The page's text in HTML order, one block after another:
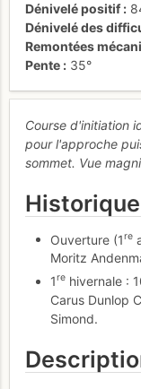
Dénivelé positif
Dénivelé des
Remontées
Pente
35°
Course d'initiation
pour l'approche
sommet. Vue
Ouverture (1re
Moritz
1re hivernale :
Carus Dunlop
Simond.